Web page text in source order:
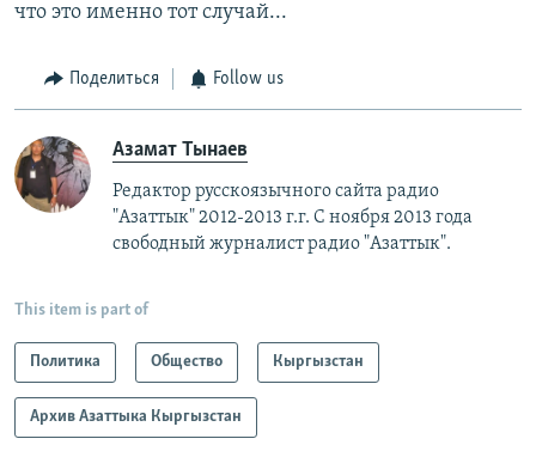
что это именно тот случай...
Поделиться Follow us
Азамат Тынаев
Редактор русскоязычного сайта радио
"Азаттык" 2012-2013 г.г. С ноября 2013 года
свободный журналист радио "Азаттык".
This item is part of
Политика Общество Кыргызстан
Архив Азаттыка Кыргызстан